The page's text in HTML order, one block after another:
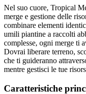
Nel suo cuore, Tropical
merge e gestione delle
combinare elementi
umili piantine a raccolti
complesse, ogni merge ti
Dovrai liberare terreno,
che ti guideranno
mentre gestisci le tue
Caratteristiche